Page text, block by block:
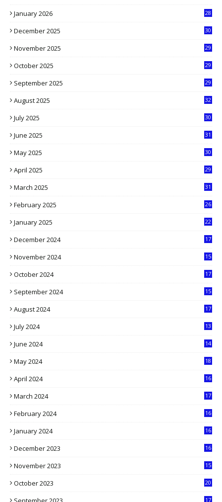
January 2026
28
December 2025
30
November 2025
29
October 2025
29
September 2025
29
August 2025
32
July 2025
30
June 2025
31
May 2025
30
April 2025
29
March 2025
31
February 2025
26
January 2025
22
December 2024
17
November 2024
15
October 2024
17
September 2024
15
August 2024
17
July 2024
13
June 2024
14
May 2024
18
April 2024
16
March 2024
17
February 2024
16
January 2024
16
December 2023
16
November 2023
15
October 2023
20
17